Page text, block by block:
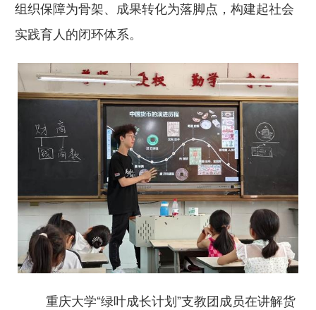
组织保障为骨架、成果转化为落脚点，构建起社会
实践育人的闭环体系。
重庆大学“绿叶成长计划”支教团成员在讲解货